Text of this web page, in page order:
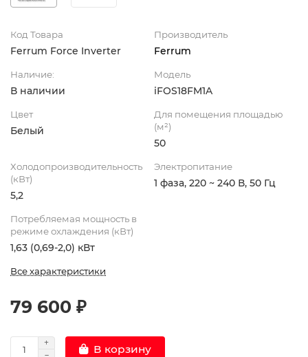
Код Товара
Ferrum Force Inverter
Производитель
Ferrum
Наличие:
В наличии
Модель
iFOS18FM1A
Цвет
Белый
Для помещения площадью
(м²)
50
Холодопроизводительность
(кВт)
5,2
Электропитание
1 фаза, 220 ~ 240 В, 50 Гц
Потребляемая мощность в
режиме охлаждения (кВт)
1,63 (0,69-2,0) кВт
Все характеристики
79 600 ₽
В корзину